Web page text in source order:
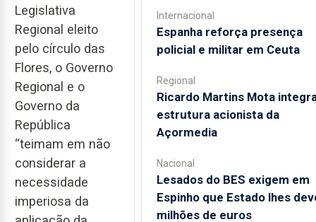
Legislativa
Regional eleito
pelo círculo das
Flores, o Governo
Regional e o
Governo da
República
“teimam em não
considerar a
necessidade
imperiosa da
Internacional
Espanha reforça presença
policial e militar em Ceuta
Regional
Ricardo Martins Mota
estrutura acionista da
Açormedia
Nacional
Lesados do BES exigem em
Espinho que Estado lhes
milhões de euros